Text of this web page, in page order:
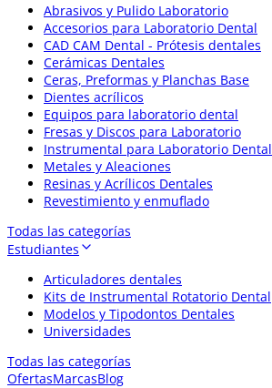
Abrasivos y Pulido Laboratorio
Accesorios para Laboratorio Dental
CAD CAM Dental - Prótesis dentales
Cerámicas Dentales
Ceras, Preformas y Planchas Base
Dientes acrílicos
Equipos para laboratorio dental
Fresas y Discos para Laboratorio
Instrumental para Laboratorio Dental
Metales y Aleaciones
Resinas y Acrílicos Dentales
Revestimiento y enmuflado
Todas las categorías
Estudiantes
Articuladores dentales
Kits de Instrumental Rotatorio Dental
Modelos y Tipodontos Dentales
Universidades
Todas las categorías
OfertasMarcasBlog